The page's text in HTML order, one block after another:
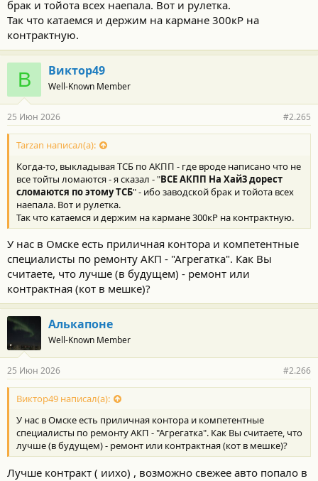
брак и тойота всех наепала. Вот и рулетка.
Так что катаемся и держим на кармане 300кР на
контрактную.
В Виктор49
Well-Known Member
25 Июн 2026 #2.265
Tarzan написал(а):
Когда-то, выкладывая ТСБ по АКПП - где вроде написано что не
все тойты ломаются - я сказал - "ВСЕ АКПП На Хай3 дорест
сломаются по этому ТСБ" - ибо заводской брак и тойота всех
наепала. Вот и рулетка.
Так что катаемся и держим на кармане 300кР на контрактную.
У нас в Омске есть приличная контора и компетентные
специалисты по ремонту АКП - "Агрегатка". Как Вы
считаете, что лучше (в будущем) - ремонт или
контрактная (кот в мешке)?
Алькапоне
Well-Known Member
25 Июн 2026 #2.266
Виктор49 написал(а):
У нас в Омске есть приличная контора и компетентные
специалисты по ремонту АКП - "Агрегатка". Как Вы считаете, что
лучше (в будущем) - ремонт или контрактная (кот в мешке)?
Лучше контракт ( иихо) , возможно свежее авто попало в